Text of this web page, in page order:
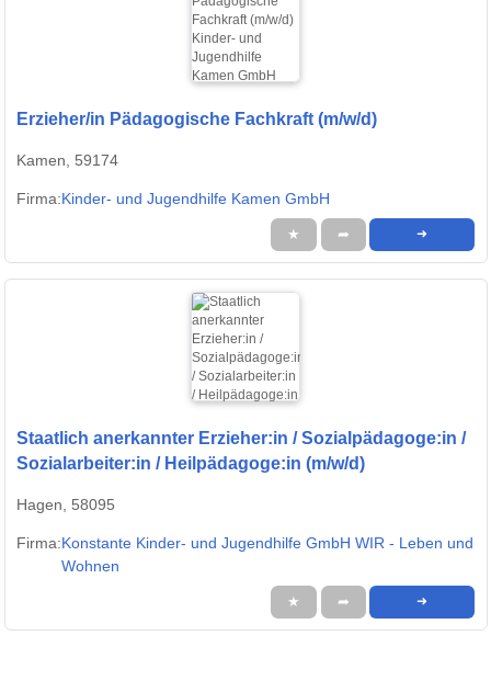
Erzieher/in Pädagogische Fachkraft (m/w/d)
Kamen, 59174
Firma:Kinder- und Jugendhilfe Kamen GmbH
★ ➦ ➜
Staatlich anerkannter Erzieher:in / Sozialpädagoge:in /
Sozialarbeiter:in / Heilpädagoge:in (m/w/d)
Hagen, 58095
Firma:Konstante Kinder- und Jugendhilfe GmbH WIR - Leben und
Wohnen
★ ➦ ➜